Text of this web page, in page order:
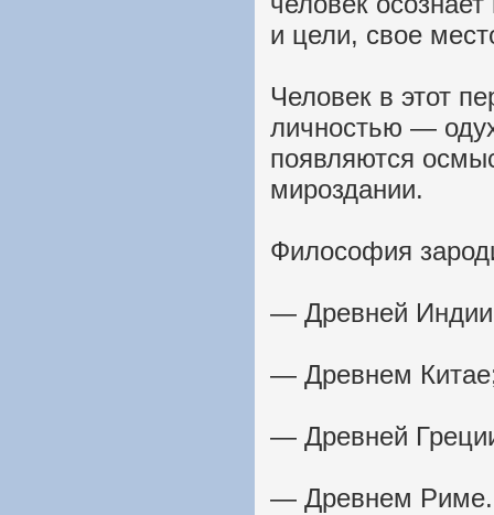
и цели, свое
Человек в этот
личностью —
появляются
мироздании.
Философия
— Древней
— Древнем
— Древней
— Древнем Риме.